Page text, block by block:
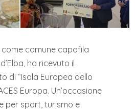
comune capofila
ha ricevuto il
di “Isola Europea dello
Europa. Un’occasione
per sport, turismo e